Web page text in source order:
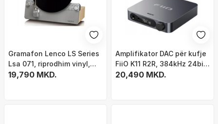
Gramafon Lenco LS Series
Lsa 071, riprodhim vinyl,
argjend dhe dru
19,790 MKD.
Amplifikator DAC për kufje
FiiO K11 R2R, 384kHz 24bit,
DSD256, titani
20,490 MKD.